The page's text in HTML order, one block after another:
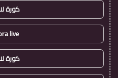
كورة
live
كورة